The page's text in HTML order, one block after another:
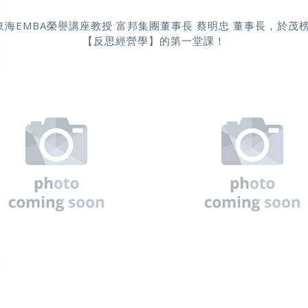
EMBA榮譽講座教授 富邦集團董事長 蔡明忠 董事長，於茂
【反思經營學】的第一堂課！